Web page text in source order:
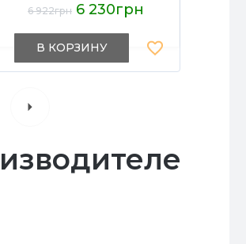
6 922грн 6 230грн
В КОРЗИНУ